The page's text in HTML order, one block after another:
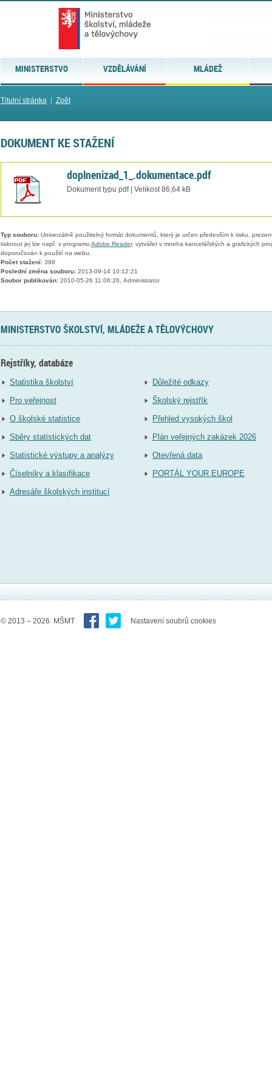
MINISTERSTVO VZDĚLÁVÁNÍ MLÁDEŽ
Titulní stránka| Zpět
DOKUMENT KE STAŽENÍ
doplnenizad_1_.dokumentace.pdf
Dokument typu pdf | Velikost 86,64 kB
Typ souboru:Univerzálně použitelný formát dokumentů, který je určen především k tisku,
tisknout jej lze např. v programu Adobe Reader, vytvářet v mnoha kancelářských a grafických
doporučován k použití na webu.
Počet stažení:398
Poslední změna souboru:2013-09-14 10:12:21
Soubor publikován:2010-05-26 11:06:26, Administrator
MINISTERSTVO ŠKOLSTVÍ, MLÁDEŽE A TĚLOVÝCHOVY
Rejstříky, databáze
Statistika školství
Pro veřejnost
O školské statistice
Sběry statistických dat
Statistické výstupy a analýzy
Číselníky a klasifikace
Adresáře školských institucí
Důležité odkazy
Školský rejstřík
Přehled vysokých škol
Plán veřejných zakázek 2026
Otevřená data
PORTÁL YOUR EUROPE
© 2013 – 2026 MŠMT Nastavení soubrů cookies